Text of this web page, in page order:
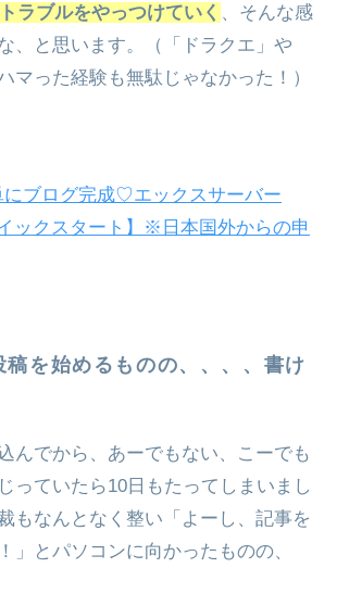
ラブルをやっつけていく 、そんな感
、と思います。（「ドラクエ」や
マった経験も無駄じゃなかった！）
にブログ完成♡エックスサーバー
ックスタート】※日本国外からの申
稿を始めるものの、、、、書け
んでから、あーでもない、こーでも
っていたら10日もたってしまいまし
もなんとなく整い「よーし、記事を
」とパソコンに向かったものの、